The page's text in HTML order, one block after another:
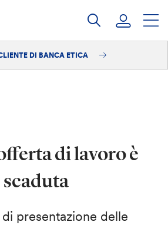
DI BANCA ETICA
di lavoro è
scaduta
presentazione delle